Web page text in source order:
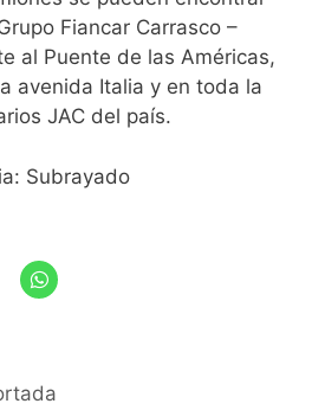
Fiancar Carrasco –
al Puente de las Américas,
avenida Italia y en toda la
JAC del país.
Subrayado